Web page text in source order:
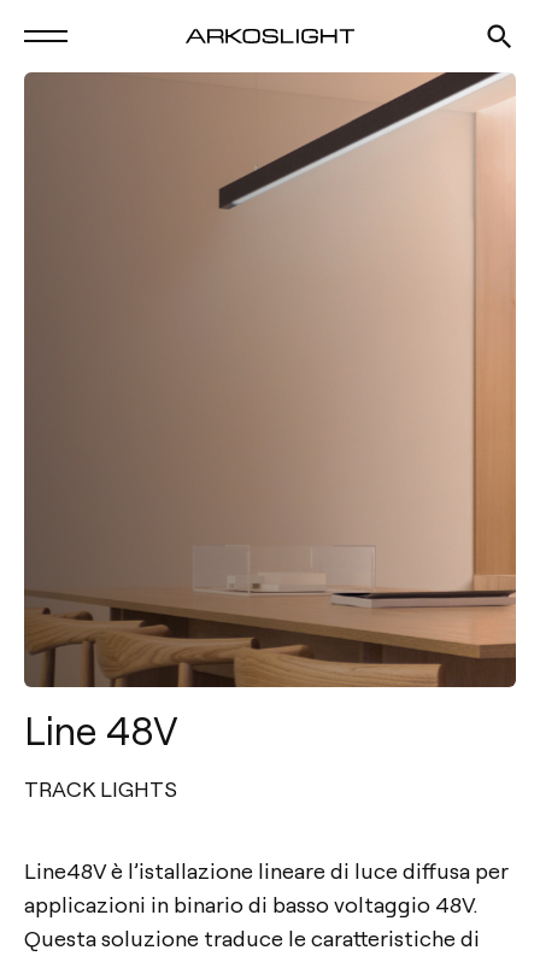
Line 48V
TRACK LIGHTS
Line48V è l’istallazione lineare di luce diffusa per
applicazioni in binario di basso voltaggio 48V.
Questa soluzione traduce le caratteristiche di